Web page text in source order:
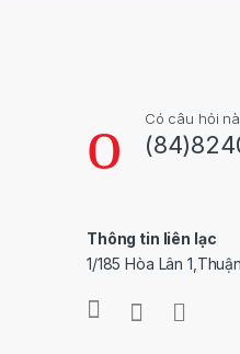
Có câu hỏi
Thông tin liên lạc
1/185 Hòa Lân